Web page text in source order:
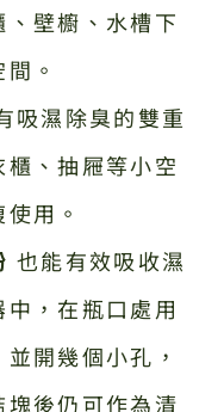
壁櫥、水槽下
。
吸濕除臭的雙重
、抽屜等小空
用。
也能有效吸收濕
，在瓶口處用
開幾個小孔，
後仍可作為清